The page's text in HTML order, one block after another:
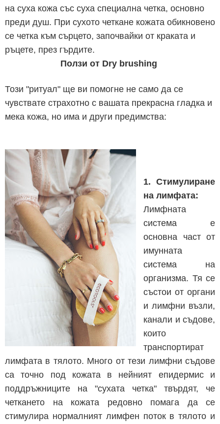
на суха кожа със суха специална четка, основно
преди душ. При сухото четкане кожата обикновено
се четка към сърцето, започвайки от краката и
ръцете, през гърдите.
Ползи от Dry brushing
Този "ритуал" ще ви помогне не само да се
чувствате страхотно с вашата прекрасна гладка и
мека кожа, но има и други предимства:
1. Стимулиране
на лимфата:
Лимфната
система е
основна част от
имунната
система на
организма. Тя се
състои от органи
и лимфни възли,
канали и съдове,
които
транспортират
лимфата в тялото. Много от тези лимфни съдове
са точно под кожата в нейният епидермис и
поддръжниците на "сухата четка" твърдят, че
четкането на кожата редовно помага да се
стимулира нормалният лимфен поток в тялото и